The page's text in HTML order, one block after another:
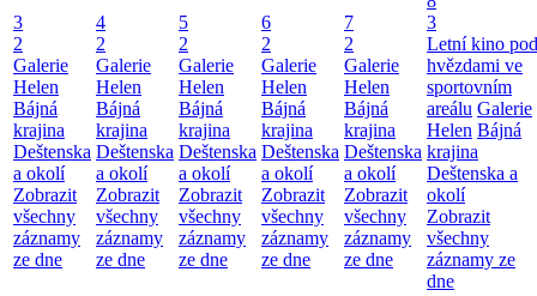
3
2
Galerie
Helen
Bájná
krajina
Deštenska
a okolí
Zobrazit
všechny
záznamy
ze dne
4
2
Galerie
Helen
Bájná
krajina
Deštenska
a okolí
Zobrazit
všechny
záznamy
ze dne
5
2
Galerie
Helen
Bájná
krajina
Deštenska
a okolí
Zobrazit
všechny
záznamy
ze dne
6
2
Galerie
Helen
Bájná
krajina
Deštenska
a okolí
Zobrazit
všechny
záznamy
ze dne
7
2
Galerie
Helen
Bájná
krajina
Deštenska
a okolí
Zobrazit
všechny
záznamy
ze dne
3
Letní kino pod
hvězdami ve
sportovním
areálu Galerie
Helen Bájná
krajina
Deštenska a
okolí
Zobrazit
všechny
záznamy ze
dne